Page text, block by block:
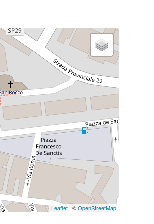
Leaflet| ©OpenStreetMap